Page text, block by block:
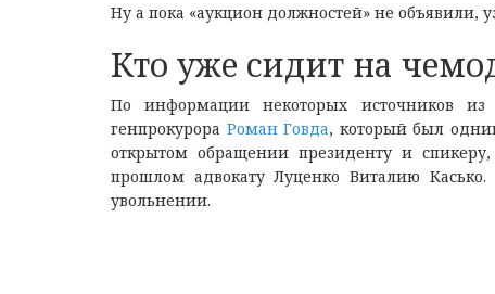
Ну а пока «аукцион должностей» не объявили,
Кто уже сидит на
По информации некоторых источников
генпрокурора Роман Говда, который был
открытом обращении президенту и
прошлом адвокату Луценко Виталию
увольнении.